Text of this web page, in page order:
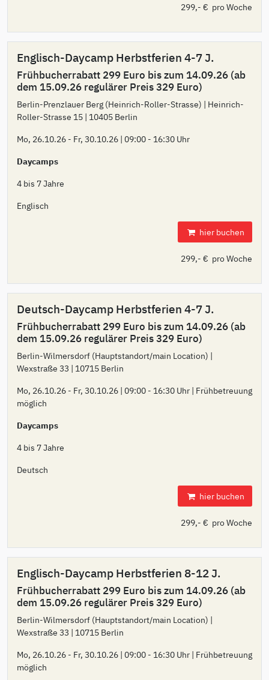
299,- € pro Woche
Englisch-Daycamp Herbstferien 4-7 J.
Frühbucherrabatt 299 Euro bis zum 14.09.26 (ab
dem 15.09.26 regulärer Preis 329 Euro)
Berlin-Prenzlauer Berg (Heinrich-Roller-Strasse) | Heinrich-
Roller-Strasse 15 | 10405 Berlin
Mo, 26.10.26 - Fr, 30.10.26 | 09:00 - 16:30 Uhr
Daycamps
4 bis 7 Jahre
Englisch
hier buchen
299,- € pro Woche
Deutsch-Daycamp Herbstferien 4-7 J.
Frühbucherrabatt 299 Euro bis zum 14.09.26 (ab
dem 15.09.26 regulärer Preis 329 Euro)
Berlin-Wilmersdorf (Hauptstandort/main Location) |
Wexstraße 33 | 10715 Berlin
Mo, 26.10.26 - Fr, 30.10.26 | 09:00 - 16:30 Uhr | Frühbetreuung
möglich
Daycamps
4 bis 7 Jahre
Deutsch
hier buchen
299,- € pro Woche
Englisch-Daycamp Herbstferien 8-12 J.
Frühbucherrabatt 299 Euro bis zum 14.09.26 (ab
dem 15.09.26 regulärer Preis 329 Euro)
Berlin-Wilmersdorf (Hauptstandort/main Location) |
Wexstraße 33 | 10715 Berlin
Mo, 26.10.26 - Fr, 30.10.26 | 09:00 - 16:30 Uhr | Frühbetreuung
möglich